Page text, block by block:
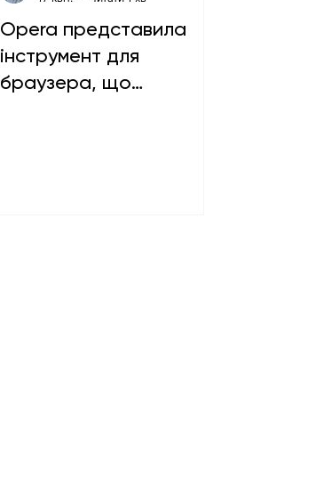
Opera представила
інструмент для
браузера, що